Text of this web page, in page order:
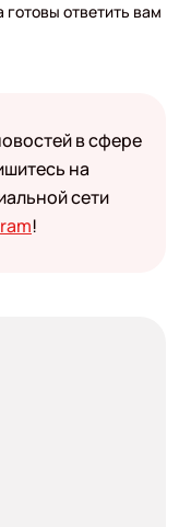
ответить вам
в сфере
на
сети
!